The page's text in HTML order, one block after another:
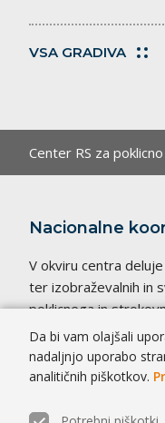
VSA GRADIVA
Center RS za
Nacionalne
V okviru centra
ter izobraževalnih in
poklicnega in
Dostopnost |
Da bi vam olajšali
nadaljnjo uporabo
analitičnih piškotkov.